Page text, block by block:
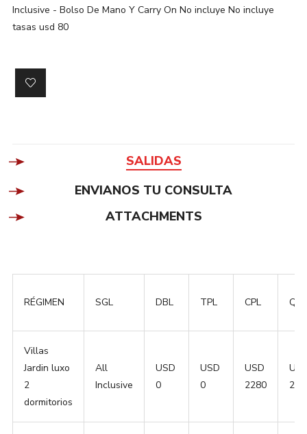
Inclusive - Bolso De Mano Y Carry On No incluye No incluye
tasas usd 80
SALIDAS
ENVIANOS TU CONSULTA
ATTACHMENTS
RÉGIMEN SGL DBL TPL CPL QPL
Villas
Jardin luxo
2
dormitorios
All
Inclusive
USD
0
USD
0
USD
2280